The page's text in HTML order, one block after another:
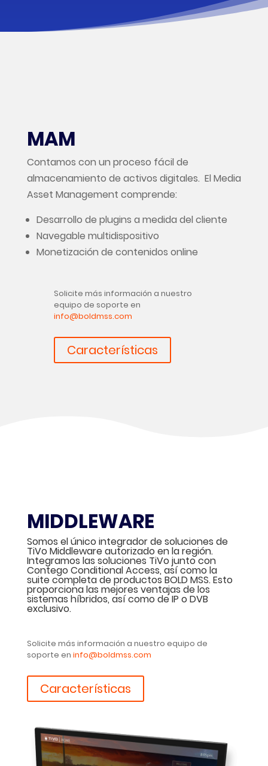
MAM
Contamos con un proceso fácil de
almacenamiento de activos digitales. El Media
Asset Management comprende:
Desarrollo de plugins a medida del cliente
Navegable multidispositivo
Monetización de contenidos online
Solicite más información a nuestro
equipo de soporte en
info@boldmss.com
Características
MIDDLEWARE
Somos el único integrador de soluciones de
TiVo Middleware autorizado en la región.
Integramos las soluciones TiVo junto con
Contego Conditional Access, así como la
suite completa de productos BOLD MSS. Esto
proporciona las mejores ventajas de los
sistemas híbridos, así como de IP o DVB
exclusivo.
Solicite más información a nuestro equipo de
soporte en info@boldmss.com
Características